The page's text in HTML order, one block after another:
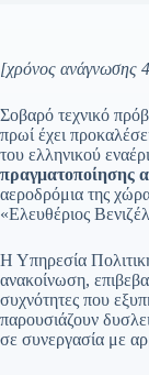
[χρόνος ανάγνωσης
Σοβαρό τεχνικό
πρωί έχει
του ελληνικού
πραγματοποίησης
αεροδρόμια της
«Ελευθέριος
Η Υπηρεσία
ανακοίνωση,
συχνότητες που
παρουσιάζουν
σε συνεργασία με